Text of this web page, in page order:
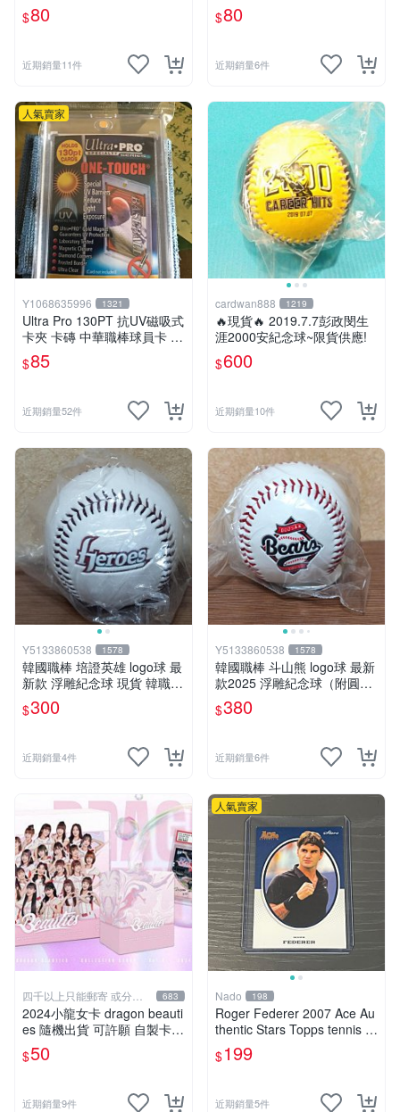
稀有性與紀念意義：別只看熱度，要看事件與時期
已故名人或經典顛峰時期等核心因素
取得故事評估：
善用「稀有程度 × 代表性 × 當下紀念
意義」來評估。同樣是明星簽名，若能完美連結經典作
品週期、重要賽事，其價值往往更穩固。
真跡簽名商品在評估時，務必將「取得故事」與「實體
保存證據」放在同等重要的地位。
依你的需求，這樣挑就對了
入門小資族：從資訊透明的「親筆簽名照片與書頁題字」
開始。建議先從資訊透明度高、預算好入手的類型切入。
優先挑選有清楚親筆簽名說明、附帶來源背景描述的明星
簽名照片，或是作家的書籍扉頁題字，先建立起對真跡簽
名的信任感，再逐步提升收藏預算。
專業玩家與資深藏家：
鎖定附帶保證書的「運動明星簽名
紀念品」。收藏重心應完全放在載體的保存狀況與來源文
件的一致性。優先蒐集附帶權威第三方保證書、或具備重
大歷史事件脈絡的運動明星簽名球衣、球具，這類頂級簽
辦公室與居家空間佈置需求： 確保外觀易展示的清晰墨
跡。想當作空間的質感點綴，建議選擇外觀好展示、墨跡
清晰且不易受潮影響的載體形式（如壓克力封裝卡片、裝
框海報）。一抬頭就能看見巔峰瞬間，能迅速提升環境的
風格氣場。
情境故事型送禮需求：用人物類型精準匹配收禮者喜好。
送禮前先打聽對方的本命：球星簽名送球迷、大師作家簽
名送讀者、政治人物簽名收藏送給熱愛歷史話題的長輩，
對齊情感脈絡，才能讓禮物展現被理解的珍貴價值。
相關常見問題 Q&A
怎麼判斷我看到的是親筆簽名還是其他形式？
優先看商品標示是否清楚寫明親筆簽名，並搭配來源背
景、取得方式與保證書或文件描述。單靠照片無法完整降
低風險。
名人簽名的保存狀況會不會影響價值？台灣天氣潮濕該怎
影響非常大！墨跡的清晰度、紙品是否有折痕，以及潮濕
發黃等狀況，會直接反映在收藏簽名的展示效果與後續轉
手價值上。台灣氣候潮濕，建議將簽名紙品存放在防潮箱
或抗UV的保護套中，避免陽光直曬與高濕度環境，才能
防止墨跡褪色與紙張老化。
為什麼有些明星簽名更值得收藏？
A：通常與稀有性、代表時期、特定事件紀念以及真跡簽
名的來源可信度有關。建議用「真偽與來源＋保存狀況＋
事件脈絡」一起評估，而不是只看熱度或價格。
戲王 寶可夢PTCG 漫威 NBA
MLB
$80
近期銷量11件
戲王 寶可夢PTCG 漫威 NBA
MLB
$80
近期銷量6件
人氣賣家
Y1068635996 1321
Ultra Pro 130PT 抗UV磁吸式
卡夾 卡磚 中華職棒球員卡 遊
戲王 寶可夢PTCG 漫威 NBA
MLB
$85
近期銷量52件
cardwan888 1219
🔥現貨🔥 2019.7.7彭政閔生
涯2000安紀念球~限貨供應!
$600
近期銷量10件
Y5133860538 1578
韓國職棒 培證英雄 logo球 最
新款 浮雕紀念球 現貨 韓職K
BO
$300
近期銷量4件
Y5133860538 1578
韓國職棒 斗山熊 logo球 最新
款2025 浮雕紀念球（附圓形
$380
近期銷量6件
四千以上只能郵寄 或分兩
張訂單
683
2024小龍女卡 dragon beauti
es 隨機出貨 可許願 自製卡包
一包10張 有機會抽到限量卡
李多慧&林襄
$50
近期銷量9件
人氣賣家
Nado 198
Roger Federer 2007 Ace Au
thentic Stars Topps tennis 網
球
$199
近期銷量5件